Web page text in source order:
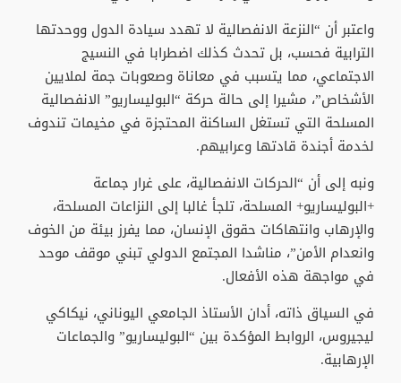
واعتبر أن “النزعة الانفصالية لا تهدد سيادة الدول ووحدتها
الترابية فحسب، بل تحدث كذلك اضطرابا في النسيج
الاجتماعي، مما يتسبب في معاناة وصعوبات جمة لملايين
الأشخاص”، مشيرا إلى حالة حركة “البوليساريو” الانفصالية
المسلحة التي تستغل الساكنة المحتجزة في مخيمات تندوف
لخدمة أجندة قادتها وعرابيهم.
ونبه إلى أن “الحركات الانفصالية، على غرار جماعة
+البوليساريو+ المسلحة، تلجأ غالبا إلى النزاعات المسلحة،
والإرهاب وانتهاكات حقوق الإنسان، مما يفرز بيئة من الخوف
وانعدام الأمن”، مناشدا المجتمع الدولي تبني موقف موحد
في مواجهة هذه الأفعال.
في السياق ذاته، أدان الأستاذ الجامعي اليوناني، نيكاكي
ليجيروس، الروابط المؤكدة بين “البوليساريو” والجماعات
الإرهابية.